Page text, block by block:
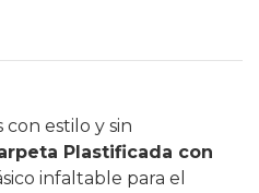
estilo y sin
Plastificada con
infaltable para el